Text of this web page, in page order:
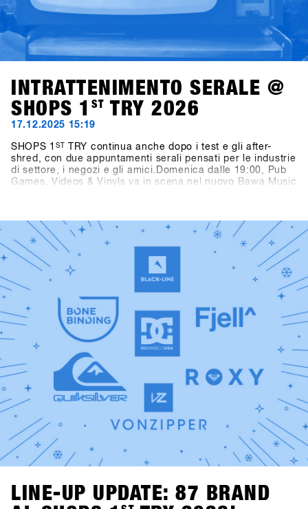
INTRATTENIMENTO SERALE @
SHOPS 1
ST TRY 2026
17.12.2025 15:19
SHOPS 1 ST
TRY continua anche dopo i test e gli after-
shred, con due appuntamenti serali pensati per le industrie
di settore, i negozi e gli amici.Domenica dalle 19:00, Pub
Games, Videos & Vinyls va in scena nel nuovo Bawa Music
possono vincere gramdi premi.Lunedì dalle 21:00, due
vere leggende dello snowboard passano dietro alla
consolle: Fredi Kalbermatten e Gogo Gossner, alias DJ
Fredi K & DJock Norris. Il loro viaggio tra hip hop old-
school, funk e soul prende vita al Kosis Pub (Hotel Kosis,
Fügen).Due serate indimenticabili in due location diverse e
stimolanti, pensate come spazi di confronto, community,
divertimento e tempo condiviso lontano dalla neve.
LINE-UP UPDATE: 87 BRAND